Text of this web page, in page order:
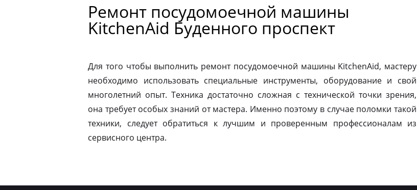
Ремонт посудомоечной машины
KitchenAid Буденного проспект
Для того чтобы выполнить ремонт посудомоечной машины KitchenAid, мастеру
необходимо использовать специальные инструменты, оборудование и свой
многолетний опыт. Техника достаточно сложная с технической точки зрения,
она требует особых знаний от мастера. Именно поэтому в случае поломки такой
техники, следует обратиться к лучшим и проверенным профессионалам из
сервисного центра.